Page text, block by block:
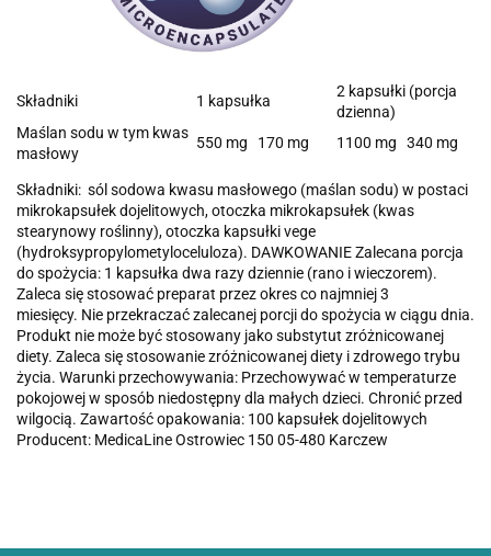
Składniki 1 kapsułka
2 kapsułki (porcja
dzienna)
Maślan sodu w tym kwas
masłowy
550 mg 170 mg 1100 mg 340 mg
Składniki: sól sodowa kwasu masłowego (maślan sodu) w postaci
mikrokapsułek dojelitowych, otoczka mikrokapsułek (kwas
stearynowy roślinny), otoczka kapsułki vege
(hydroksypropylometyloceluloza). DAWKOWANIE Zalecana porcja
do spożycia: 1 kapsułka dwa razy dziennie (rano i wieczorem).
Zaleca się stosować preparat przez okres co najmniej 3
miesięcy. Nie przekraczać zalecanej porcji do spożycia w ciągu dnia.
Produkt nie może być stosowany jako substytut zróżnicowanej
diety. Zaleca się stosowanie zróżnicowanej diety i zdrowego trybu
życia. Warunki przechowywania: Przechowywać w temperaturze
pokojowej w sposób niedostępny dla małych dzieci. Chronić przed
wilgocią. Zawartość opakowania: 100 kapsułek dojelitowych
Producent: MedicaLine Ostrowiec 150 05-480 Karczew